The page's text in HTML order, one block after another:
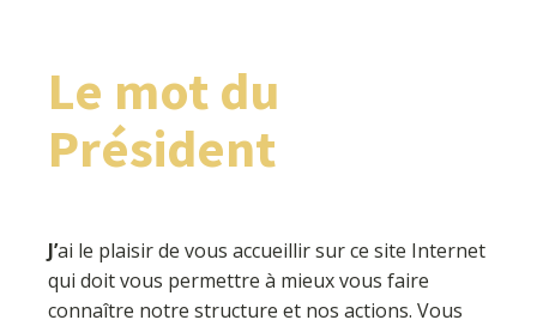
Le mot du
Président
J’ai le plaisir de vous accueillir sur ce site Internet
qui doit vous permettre à mieux vous faire
connaître notre structure et nos actions. Vous